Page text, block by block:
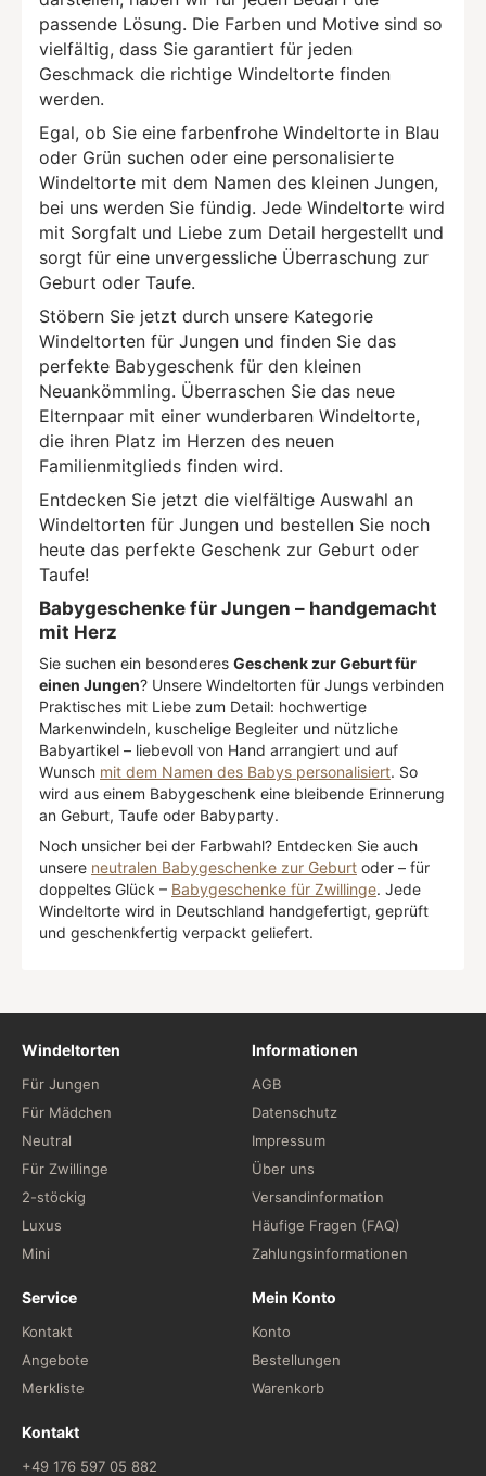
passende Lösung. Die Farben und Motive sind so
vielfältig, dass Sie garantiert für jeden
Geschmack die richtige Windeltorte finden
werden.
Egal, ob Sie eine farbenfrohe Windeltorte in Blau
oder Grün suchen oder eine personalisierte
Windeltorte mit dem Namen des kleinen Jungen,
bei uns werden Sie fündig. Jede Windeltorte wird
mit Sorgfalt und Liebe zum Detail hergestellt und
sorgt für eine unvergessliche Überraschung zur
Geburt oder Taufe.
Stöbern Sie jetzt durch unsere Kategorie
Windeltorten für Jungen und finden Sie das
perfekte Babygeschenk für den kleinen
Neuankömmling. Überraschen Sie das neue
Elternpaar mit einer wunderbaren Windeltorte,
die ihren Platz im Herzen des neuen
Familienmitglieds finden wird.
Entdecken Sie jetzt die vielfältige Auswahl an
Windeltorten für Jungen und bestellen Sie noch
heute das perfekte Geschenk zur Geburt oder
Taufe!
Babygeschenke für Jungen – handgemacht
mit Herz
Sie suchen ein besonderes Geschenk zur Geburt für
einen Jungen? Unsere Windeltorten für Jungs verbinden
Praktisches mit Liebe zum Detail: hochwertige
Markenwindeln, kuschelige Begleiter und nützliche
Babyartikel – liebevoll von Hand arrangiert und auf
Wunsch mit dem Namen des Babys personalisiert. So
wird aus einem Babygeschenk eine bleibende Erinnerung
an Geburt, Taufe oder Babyparty.
Noch unsicher bei der Farbwahl? Entdecken Sie auch
unsere neutralen Babygeschenke zur Geburt oder – für
doppeltes Glück – Babygeschenke für Zwillinge. Jede
Windeltorte wird in Deutschland handgefertigt, geprüft
und geschenkfertig verpackt geliefert.
Windeltorten
Für Jungen
Für Mädchen
Neutral
Für Zwillinge
2-stöckig
Luxus
Mini
Informationen
AGB
Datenschutz
Impressum
Über uns
Versandinformation
Häufige Fragen (FAQ)
Zahlungsinformationen
Service
Kontakt
Angebote
Merkliste
Mein Konto
Konto
Bestellungen
Warenkorb
Kontakt
+49 176 597 05 882